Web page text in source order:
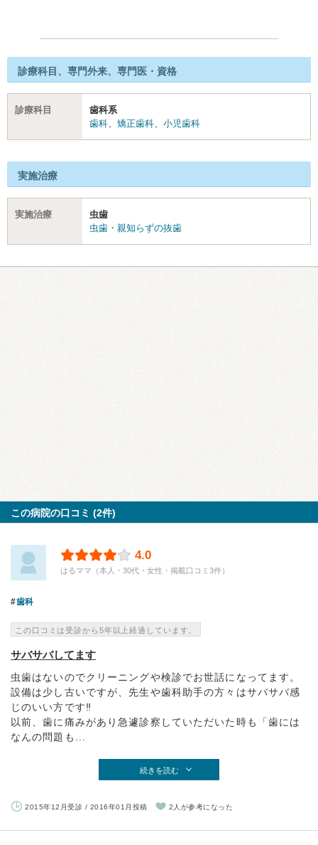
診療科目、専門外来、専門医・資格
診療科目
歯科系
歯科、 矯正歯科、 小児歯科
実施治療
実施治療
虫歯
虫歯・親知らずの抜歯
この病院の口コミ (2件)
4.0
はるママ（本人・30代・女性・掲載口コミ3件）
歯科
この口コミは受診から5年以上経過しています。
サバサバしてます
虫歯はないのでクリーニングや検診でお世話になってます。
設備は少し古いですが、先生や歯科助手の方々はサバサバ感
じのいい方です‼︎
以前、歯に痛みがあり急遽診察していただいた時も「歯には
なんの問題も...
続きを読む
2015年12月受診 / 2016年01月投稿 2人が参考になった